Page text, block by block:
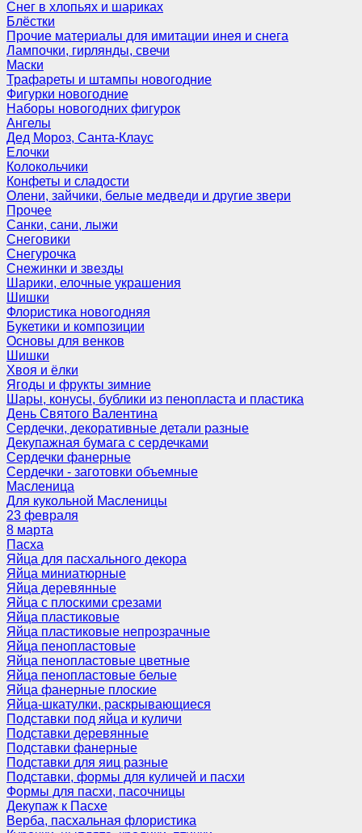
Снег в хлопьях и шариках
Блёстки
Прочие материалы для имитации инея и снега
Лампочки, гирлянды, свечи
Маски
Трафареты и штампы новогодние
Фигурки новогодние
Наборы новогодних фигурок
Ангелы
Дед Мороз, Санта-Клаус
Елочки
Колокольчики
Конфеты и сладости
Олени, зайчики, белые медведи и другие звери
Прочее
Санки, сани, лыжи
Снеговики
Снегурочка
Снежинки и звезды
Шарики, елочные украшения
Шишки
Флористика новогодняя
Букетики и композиции
Основы для венков
Шишки
Хвоя и ёлки
Ягоды и фрукты зимние
Шары, конусы, бублики из пенопласта и пластика
День Святого Валентина
Сердечки, декоративные детали разные
Декупажная бумага с сердечками
Сердечки фанерные
Сердечки - заготовки объемные
Масленица
Для кукольной Масленицы
23 февраля
8 марта
Пасха
Яйца для пасхального декора
Яйца миниатюрные
Яйца деревянные
Яйца с плоскими срезами
Яйца пластиковые
Яйца пластиковые непрозрачные
Яйца пенопластовые
Яйца пенопластовые цветные
Яйца пенопластовые белые
Яйца фанерные плоские
Яйца-шкатулки, раскрывающиеся
Подставки под яйца и куличи
Подставки деревянные
Подставки фанерные
Подставки для яиц разные
Подставки, формы для куличей и пасхи
Формы для пасхи, пасочницы
Декупаж к Пасхе
Верба, пасхальная флористика